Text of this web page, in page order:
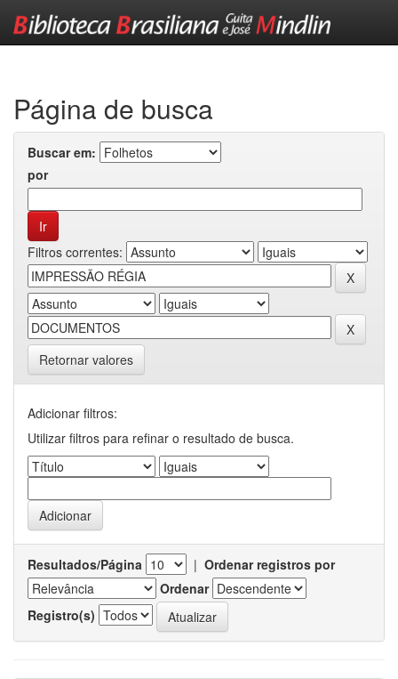
Página de busca
Buscar em:
por
Filtros correntes:
Retornar valores
Adicionar filtros:
Utilizar filtros para refinar o resultado de busca.
Resultados/Página | Ordenar registros por
Ordenar
Registro(s)